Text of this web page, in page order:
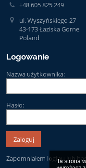
Ta strona
+48 605 825 249
ul. Wyszyńskiego 27
43-173 Łaziska Gorne
Poland
Logowanie
Nazwa użytkownika:
Hasło:
Zapomniałem loginu lub